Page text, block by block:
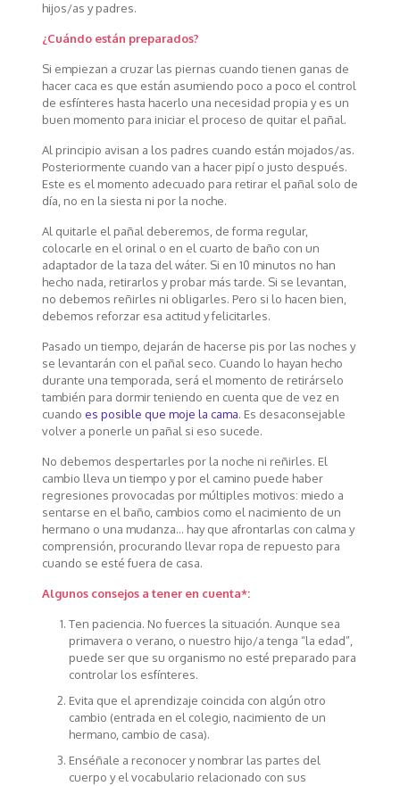
hijos/as y padres.
¿Cuándo están preparados?
Si empiezan a cruzar las piernas cuando tienen ganas de
hacer caca es que están asumiendo poco a poco el control
de esfínteres hasta hacerlo una necesidad propia y es un
buen momento para iniciar el proceso de quitar el pañal.
Al principio avisan a los padres cuando están mojados/as.
Posteriormente cuando van a hacer pipí o justo después.
Este es el momento adecuado para retirar el pañal solo de
día, no en la siesta ni por la noche.
Al quitarle el pañal deberemos, de forma regular,
colocarle en el orinal o en el cuarto de baño con un
adaptador de la taza del wáter. Si en 10 minutos no han
hecho nada, retirarlos y probar más tarde. Si se levantan,
no debemos reñirles ni obligarles. Pero si lo hacen bien,
debemos reforzar esa actitud y felicitarles.
Pasado un tiempo, dejarán de hacerse pis por las noches y
se levantarán con el pañal seco. Cuando lo hayan hecho
durante una temporada, será el momento de retirárselo
también para dormir teniendo en cuenta que de vez en
cuando es posible que moje la cama. Es desaconsejable
volver a ponerle un pañal si eso sucede.
No debemos despertarles por la noche ni reñirles. El
cambio lleva un tiempo y por el camino puede haber
regresiones provocadas por múltiples motivos: miedo a
sentarse en el baño, cambios como el nacimiento de un
hermano o una mudanza… hay que afrontarlas con calma y
comprensión, procurando llevar ropa de repuesto para
cuando se esté fuera de casa.
Algunos consejos a tener en cuenta*:
Ten paciencia. No fuerces la situación. Aunque sea
primavera o verano, o nuestro hijo/a tenga “la edad”,
puede ser que su organismo no esté preparado para
controlar los esfínteres.
Evita que el aprendizaje coincida con algún otro
cambio (entrada en el colegio, nacimiento de un
hermano, cambio de casa).
Enséñale a reconocer y nombrar las partes del
cuerpo y el vocabulario relacionado con sus